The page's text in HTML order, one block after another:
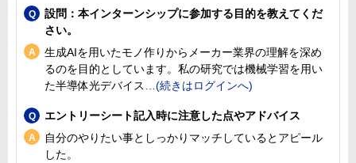
設問：本インターンシップに参加する目的を教えてくだ
さい。
生成AIを用いたモノ作りからメーカー業界の理解を深め
るのを目的としています。私の研究では機械学習を用い
た半導体光デバイス
エントリーシート記入時に注意した点やアドバイス
自分のやりたい事としっかりマッチしているとアピール
した。